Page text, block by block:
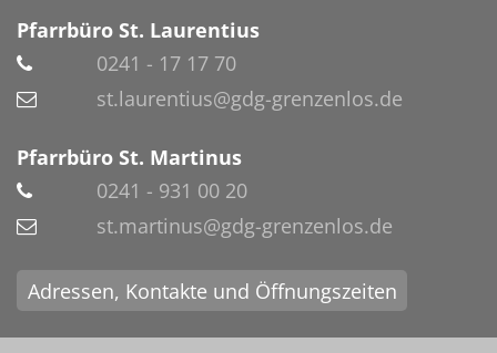
Pfarrbüro St. Laurentius
0241 - 17 17 70
st.laurentius@gdg-grenzenlos.de
Pfarrbüro St. Martinus
0241 - 931 00 20
st.martinus@gdg-grenzenlos.de
Adressen, Kontakte und Öffnungszeiten